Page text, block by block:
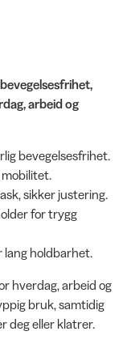
arbeid og
bevegelsesfrihet.
sikker justering.
for trygg
lang holdbarhet.
hverdag, arbeid og
bruk, samtidig
deg eller klatrer.